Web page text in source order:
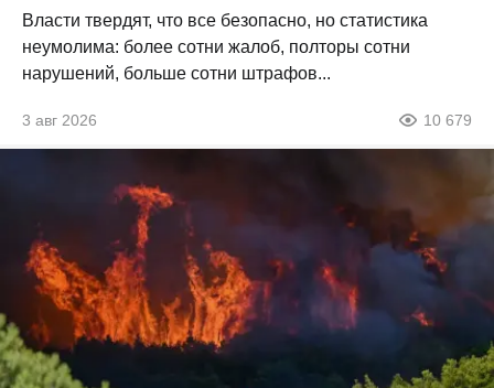
Власти твердят, что все безопасно, но статистика
неумолима: более сотни жалоб, полторы сотни
нарушений, больше сотни штрафов...
3 авг 2026 10 679